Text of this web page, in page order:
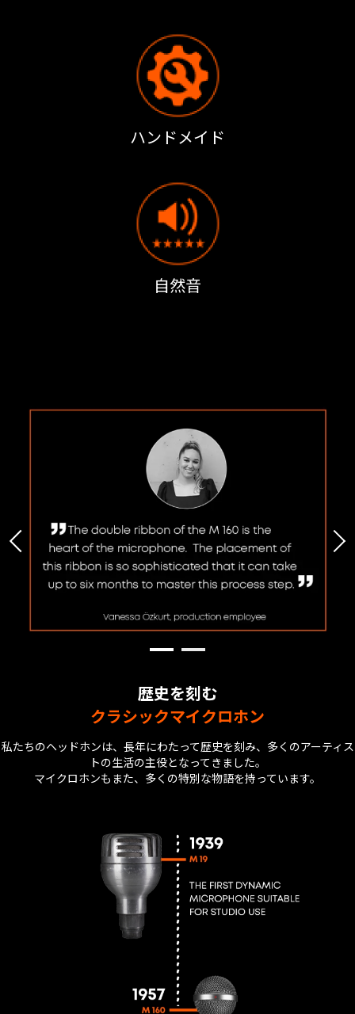
ハンドメイド
自然音
歴史を刻む
クラシックマイクロホン
私たちのヘッドホンは、長年にわたって歴史を刻み、多くのアーティス
トの生活の主役となってきました。
マイクロホンもまた、多くの特別な物語を持っています。